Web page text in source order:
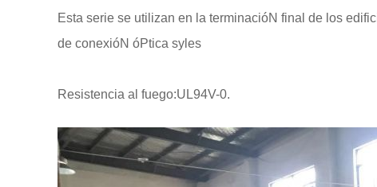
Esta serie se utilizan en la terminacióN final de los
de conexióN óPtica syles
Resistencia al fuego:UL94V-0.